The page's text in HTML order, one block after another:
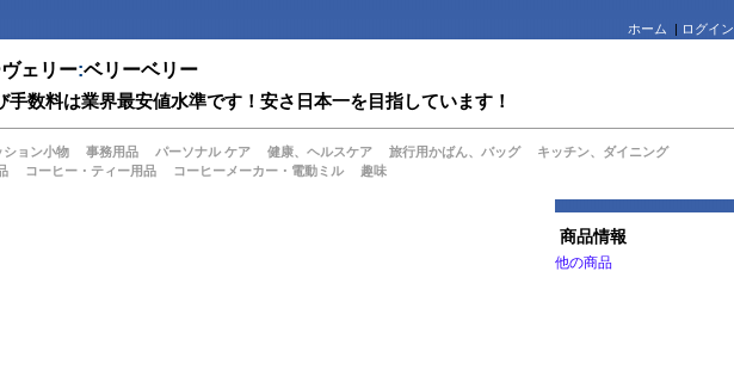
ホーム | ログイン
ェリー:ベリーベリー
数料は業界最安値水準です！安さ日本一を目指しています！
ション小物 事務用品 パーソナル ケア 健康、ヘルスケア 旅行用かばん、バッグ
キッチン、ダイニング
コーヒー・ティー用品 コーヒーメーカー・電動ミル 趣味
商品情報
他の商品